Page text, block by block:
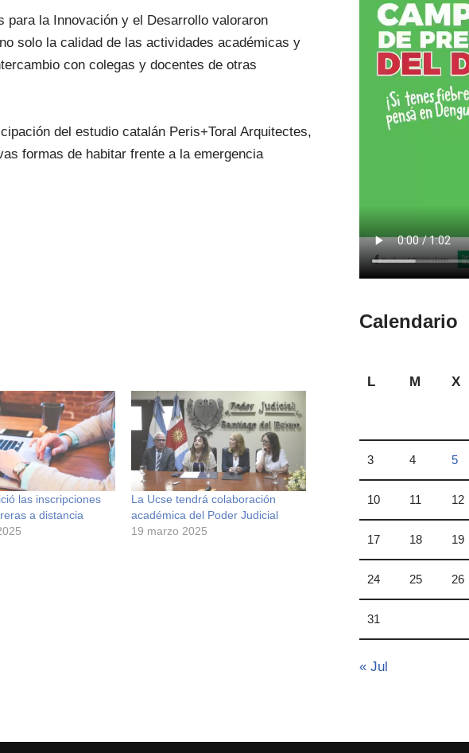
para la Innovación y el Desarrollo valoraron
solo la calidad de las actividades académicas y
con colegas y docentes de otras
del estudio catalán Peris+Toral Arquitectes,
formas de habitar frente a la emergencia
las inscripciones
a distancia
La Ucse tendrá colaboración
académica del Poder Judicial
19 marzo 2025
Calendario
L
M X
3 4 5
10 11 12
17 18 19
24 25 26
31
« Jul